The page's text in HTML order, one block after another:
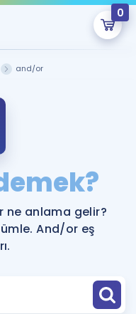
0
Boş.
onlarca eğitim seni
and/or
ne anlama gelir?
And/or eş